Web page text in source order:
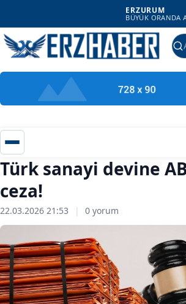
ERZURUM
BÜYÜK ORANDA
Türk sanayi devine
ceza!
22.03.2026 21:53 | 0 yorum